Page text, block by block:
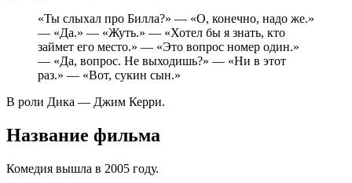
«Ты слыхал про Билла?» — «О, конечно, надо же.»
— «Да.» — «Жуть.» — «Хотел бы я знать, кто
займет его место.» — «Это вопрос номер один.»
— «Да, вопрос. Не выходишь?» — «Ни в этот
раз.» — «Вот, сукин сын.»
В роли Дика — Джим Керри.
Название фильма
Комедия вышла в 2005 году.